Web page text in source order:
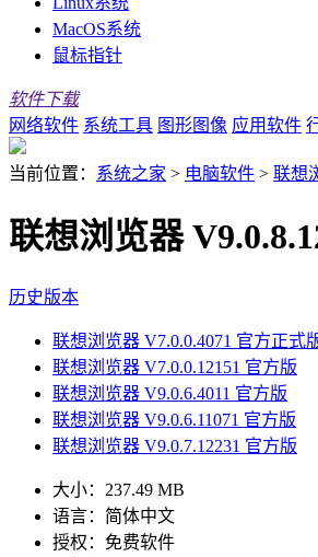
MacOS系统
鼠标指针
软件下载
网络软件 系统工具 图形图像 应用软件
当前位置： 系统之家 > 电脑软件 > 联想
联想浏览器
历史版本
联想浏览器 V7.0.0.4071 官方正式
联想浏览器 V7.0.0.12151 官方版
联想浏览器 V9.0.6.4011 官方版
联想浏览器 V9.0.6.11071 官方版
联想浏览器 V9.0.7.12231 官方版
大小： 237.49 MB
语言： 简体中文
授权： 免费软件